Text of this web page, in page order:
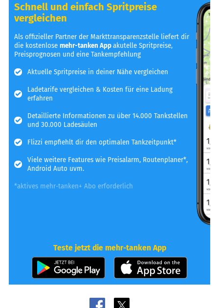
Schnell und einfach Spritpreise
vergleichen
Als offizieller Partner der Markttransparenzstelle liefert dir
die kostenlosemehr-tanken Appakutelle Spritpreise,
Preisprognosen und eine Tankempfehlung
Aktuelle Spritpreise in deiner Nähe vergleichen
Ladetarife vergleichen & Kosten für eine Ladung
erfahren
Detaillierte Informationen zu über 14.000 Tankstellen
und 30.000 Ladesäulen
Flizzi empfiehlt dir den optimalen Tankzeitpunkt*
Viele weitere Features wie Preisalarm, Routenplaner*,
Android Auto uvm.
*aktives mehr-tanken+ Abo erforderlich
Teste jetzt die mehr-tanken App